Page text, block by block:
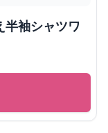
半袖シャツワ